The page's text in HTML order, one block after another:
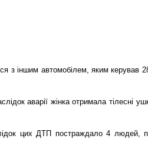
з іншим автомобілем, яким
аварії жінка отримала тілесні
цих ДТП постраждало 4